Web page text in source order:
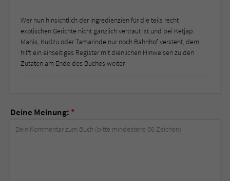
Wer nun hinsichtlich der Ingredienzien für die teils recht
exotischen Gerichte nicht gänzlich vertraut ist und bei Ketjap
Manis, Kudzu oder Tamarinde nur noch Bahnhof versteht, dem
hilft ein einseitiges Register mit dienlichen Hinweisen zu den
Zutaten am Ende des Buches weiter.
Deine Meinung: *